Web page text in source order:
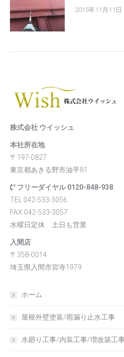
2015年11月11日
株式会社 ウイッシュ
本社所在地
〒197-0827
東京都あきる野市油平81
フリーダイヤル 0120-848-938
TEL 042-533-3056
FAX 042-533-3057
水曜日定休 土日も営業
入間店
〒358-0014
埼玉県入間市宮寺1979
ホーム
屋根外壁塗装/雨漏り止水工事
水廻り工事/内装工事/増改築工